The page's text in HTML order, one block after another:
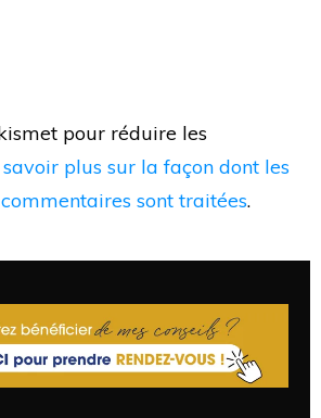
pour réduire les
savoir plus sur la façon dont les
sont traitées.